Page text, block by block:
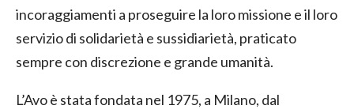
incoraggiamenti a proseguire la loro missione e il loro
servizio di solidarietà e sussidiarietà, praticato
sempre con discrezione e grande umanità.
L’Avo è stata fondata nel 1975, a Milano, dal